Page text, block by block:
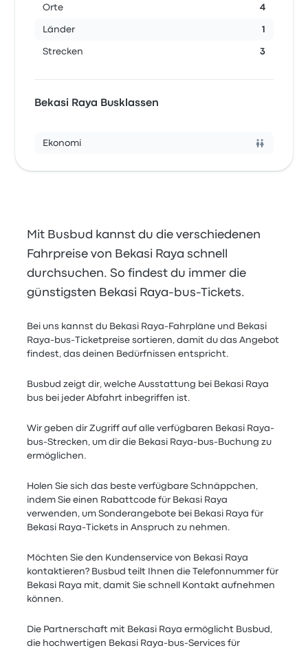
Orte 4
Länder 1
Strecken 3
Bekasi Raya Busklassen
Ekonomi
Mit Busbud kannst du die verschiedenen
Fahrpreise von Bekasi Raya schnell
durchsuchen. So findest du immer die
günstigsten Bekasi Raya-bus-Tickets.
Bei uns kannst du Bekasi Raya-Fahrpläne und Bekasi
Raya-bus-Ticketpreise sortieren, damit du das Angebot
findest, das deinen Bedürfnissen entspricht.
Busbud zeigt dir, welche Ausstattung bei Bekasi Raya
bus bei jeder Abfahrt inbegriffen ist.
Wir geben dir Zugriff auf alle verfügbaren Bekasi Raya-
bus-Strecken, um dir die Bekasi Raya-bus-Buchung zu
ermöglichen.
Holen Sie sich das beste verfügbare Schnäppchen,
indem Sie einen Rabattcode für Bekasi Raya
verwenden, um Sonderangebote bei Bekasi Raya für
Bekasi Raya-Tickets in Anspruch zu nehmen.
Möchten Sie den Kundenservice von Bekasi Raya
kontaktieren? Busbud teilt Ihnen die Telefonnummer für
Bekasi Raya mit, damit Sie schnell Kontakt aufnehmen
können.
Die Partnerschaft mit Bekasi Raya ermöglicht Busbud,
die hochwertigen Bekasi Raya-bus-Services für